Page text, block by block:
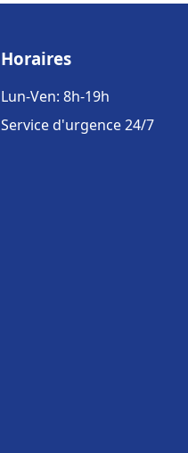
Horaires
Lun-Ven: 8h-19h
Service d'urgence 24/7